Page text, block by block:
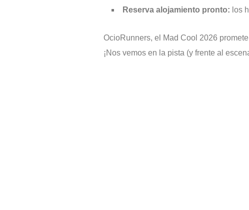
Reserva alojamiento pronto: los
OcioRunners, el Mad Cool 2026
¡Nos vemos en la pista (y frente al